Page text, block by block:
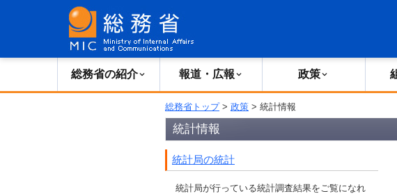
総務省の紹介 報道・広報 政策
総務省トップ> 政策 > 統計情報
統計情報
統計局の統計
統計局が行っている統計調査結果をご覧になれ